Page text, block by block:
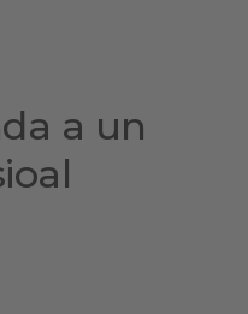
a un